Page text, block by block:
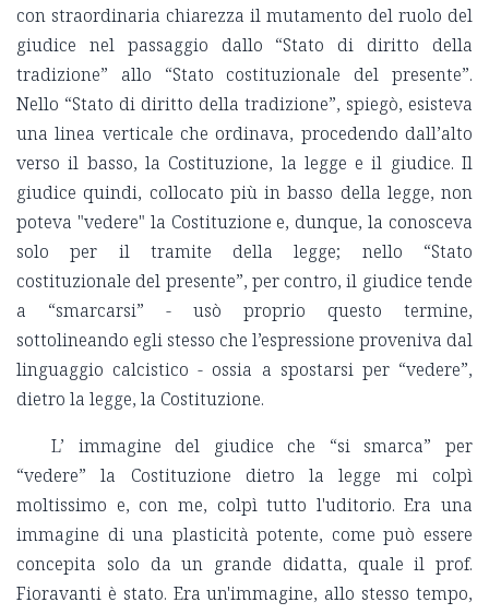
con straordinaria chiarezza il mutamento del ruolo del
giudice nel passaggio dallo “Stato di diritto della
tradizione” allo “Stato costituzionale del presente”.
Nello “Stato di diritto della tradizione”, spiegò, esisteva
una linea verticale che ordinava, procedendo dall’alto
verso il basso, la Costituzione, la legge e il giudice. Il
giudice quindi, collocato più in basso della legge, non
poteva "vedere" la Costituzione e, dunque, la conosceva
solo per il tramite della legge; nello “Stato
costituzionale del presente”, per contro, il giudice tende
a “smarcarsi” - usò proprio questo termine,
sottolineando egli stesso che l’espressione proveniva dal
linguaggio calcistico - ossia a spostarsi per “vedere”,
dietro la legge, la Costituzione.
L’ immagine del giudice che “si smarca” per
“vedere” la Costituzione dietro la legge mi colpì
moltissimo e, con me, colpì tutto l'uditorio. Era una
immagine di una plasticità potente, come può essere
concepita solo da un grande didatta, quale il prof.
Fioravanti è stato. Era un'immagine, allo stesso tempo,